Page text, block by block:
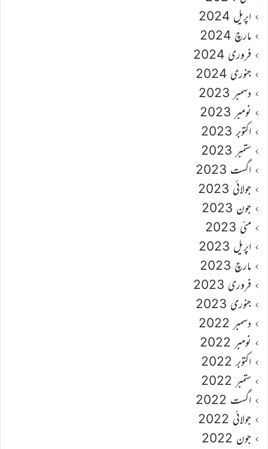
اپریل 2024
مارچ 2024
فروری 2024
جنوری 2024
دسمبر 2023
نومبر 2023
اکتوبر 2023
ستمبر 2023
اگست 2023
جولائی 2023
جون 2023
مئی 2023
اپریل 2023
مارچ 2023
فروری 2023
جنوری 2023
دسمبر 2022
نومبر 2022
اکتوبر 2022
ستمبر 2022
اگست 2022
جولائی 2022
جون 2022